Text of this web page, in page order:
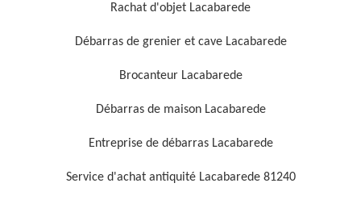
Rachat d'objet Lacabarede
Débarras de grenier et cave Lacabarede
Brocanteur Lacabarede
Débarras de maison Lacabarede
Entreprise de débarras Lacabarede
Service d'achat antiquité Lacabarede 81240